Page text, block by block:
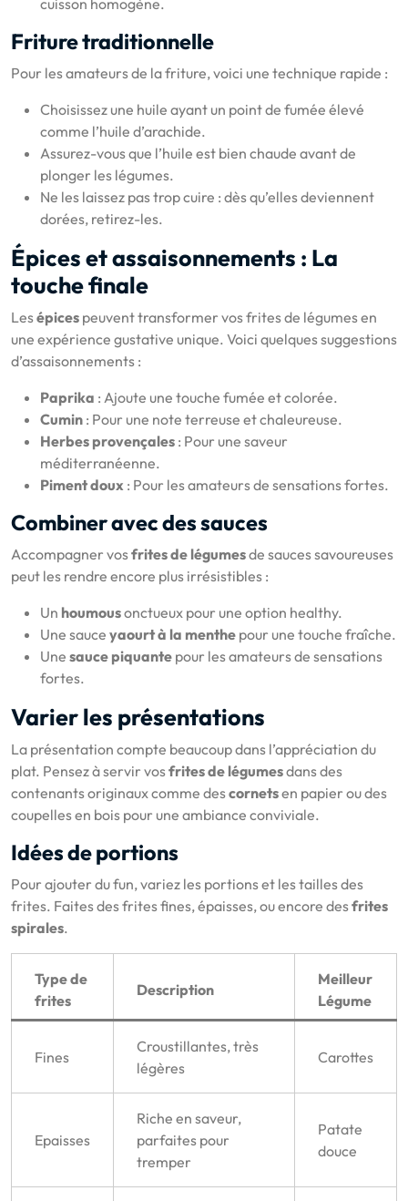
Friture traditionnelle
Pour les amateurs de la friture, voici une technique rapide :
Choisissez une huile ayant un point de fumée élevé
comme l’huile d’arachide.
Assurez-vous que l’huile est bien chaude avant de
plonger les légumes.
Ne les laissez pas trop cuire : dès qu’elles deviennent
dorées, retirez-les.
Épices et assaisonnements : La
touche finale
Lesépices peuvent transformer vos frites de légumes en
une expérience gustative unique. Voici quelques suggestions
d’assaisonnements :
Paprika : Ajoute une touche fumée et colorée.
Cumin : Pour une note terreuse et chaleureuse.
Herbes provençales : Pour une saveur
méditerranéenne.
Piment doux : Pour les amateurs de sensations fortes.
Combiner avec des sauces
Accompagner vosfrites de légumesde sauces savoureuses
peut les rendre encore plus irrésistibles :
Un houmousonctueux pour une option healthy.
Une sauce yaourt à la menthe pour une touche fraîche.
Une sauce piquante pour les amateurs de sensations
fortes.
Varier les présentations
La présentation compte beaucoup dans l’appréciation du
plat. Pensez à servir vosfrites de légumesdans des
contenants originaux comme descornetsen papier ou des
coupelles en bois pour une ambiance conviviale.
Idées de portions
Pour ajouter du fun, variez les portions et les tailles des
frites. Faites des frites fines, épaisses, ou encore desfrites
spirales.
Type de
frites
Description
Meilleur
Légume
Fines
Croustillantes, très
légères
Carottes
Epaisses
Riche en saveur,
parfaites pour
tremper
Patate
douce